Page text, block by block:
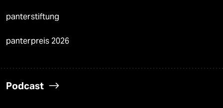
panterstiftung
panterpreis 2026
Podcast